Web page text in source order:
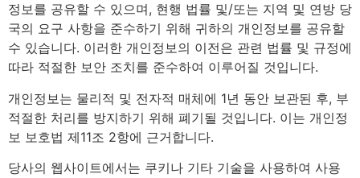
정보를 공유할 수 있으며, 현행 법률 및/또는 지역 및 연방 당
국의 요구 사항을 준수하기 위해 귀하의 개인정보를 공유할
수 있습니다. 이러한 개인정보의 이전은 관련 법률 및 규정에
따라 적절한 보안 조치를 준수하여 이루어질 것입니다.
개인정보는 물리적 및 전자적 매체에 1년 동안 보관된 후, 부
적절한 처리를 방지하기 위해 폐기될 것입니다. 이는 개인정
보 보호법 제11조 2항에 근거합니다.
당사의 웹사이트에서는 쿠키나 기타 기술을 사용하여 사용